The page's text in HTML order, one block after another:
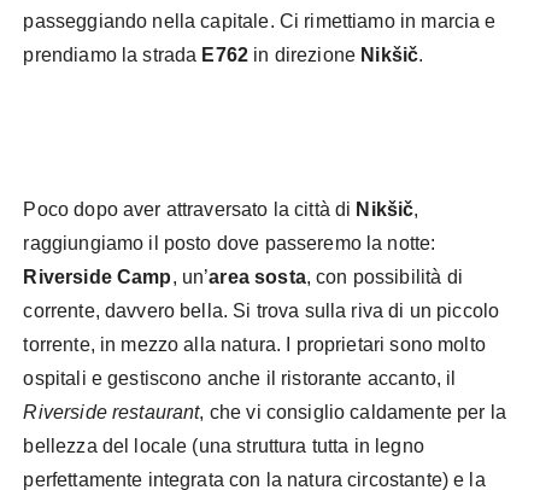
passeggiando nella capitale. Ci rimettiamo in marcia e
prendiamo la strada E762 in direzione Nikšič.
Poco dopo aver attraversato la città di Nikšič,
raggiungiamo il posto dove passeremo la notte:
Riverside Camp, un’area sosta, con possibilità di
corrente, davvero bella. Si trova sulla riva di un piccolo
torrente, in mezzo alla natura. I proprietari sono molto
ospitali e gestiscono anche il ristorante accanto, il
Riverside restaurant, che vi consiglio caldamente per la
bellezza del locale (una struttura tutta in legno
perfettamente integrata con la natura circostante) e la